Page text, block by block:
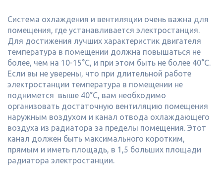
Система охлаждения и вентиляции очень важна для
помещения, где устанавливается электростанция.
Для достижения лучших характеристик двигателя
температура в помещении должна повышаться не
более, чем на 10-15°С, и при этом быть не более 40°С.
Если вы не уверены, что при длительной работе
электростанции температура в помещении не
поднимется выше 40°С, вам необходимо
организовать достаточную вентиляцию помещения
наружным воздухом и канал отвода охлаждающего
воздуха из радиатора за пределы помещения. Этот
канал должен быть максимального коротким,
прямым и иметь площадь, в 1,5 больших площади
радиатора электростанции.